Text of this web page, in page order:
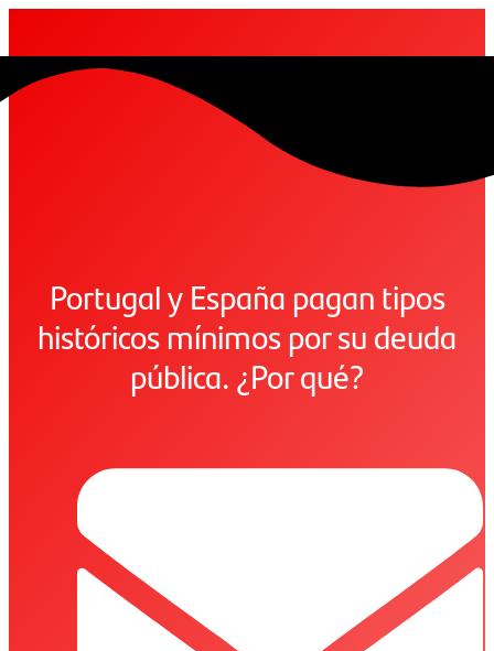
Portugal y España pagan tipos
históricos mínimos por su deuda
pública. ¿Por qué?